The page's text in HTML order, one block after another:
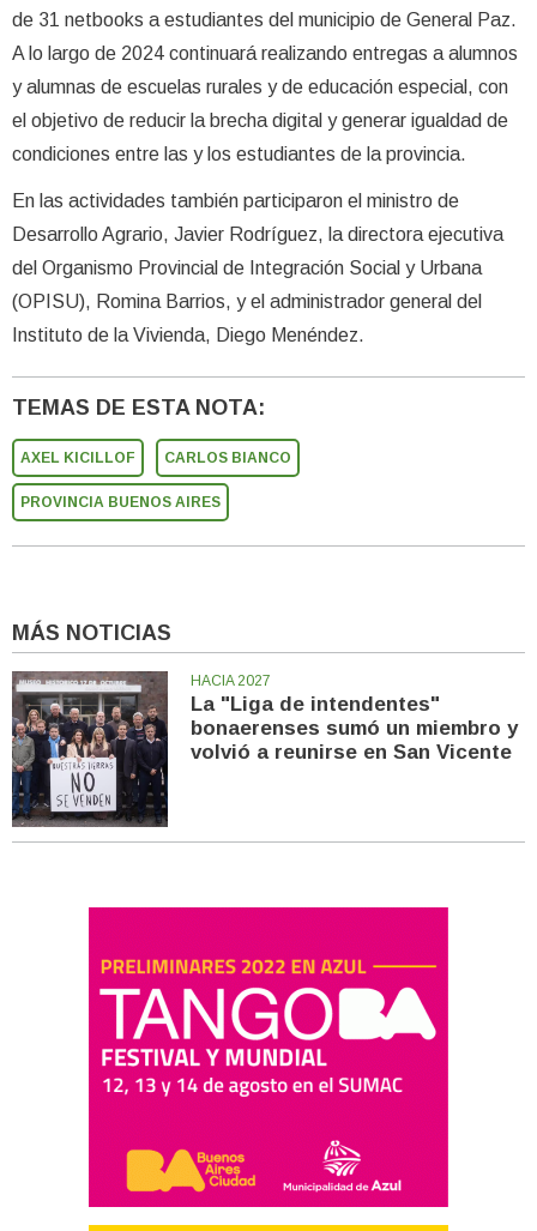
de 31 netbooks a estudiantes del municipio de General Paz.
A lo largo de 2024 continuará realizando entregas a alumnos
y alumnas de escuelas rurales y de educación especial, con
el objetivo de reducir la brecha digital y generar igualdad de
condiciones entre las y los estudiantes de la provincia.
En las actividades también participaron el ministro de
Desarrollo Agrario, Javier Rodríguez, la directora ejecutiva
del Organismo Provincial de Integración Social y Urbana
(OPISU), Romina Barrios, y el administrador general del
Instituto de la Vivienda, Diego Menéndez.
TEMAS DE ESTA NOTA:
AXEL KICILLOF CARLOS BIANCO
PROVINCIA BUENOS AIRES
MÁS NOTICIAS
HACIA 2027
La "Liga de intendentes"
bonaerenses sumó un miembro y
volvió a reunirse en San Vicente